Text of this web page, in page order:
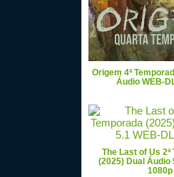
Origem 4ª
Áudio WEB-
The Last of Us 2ª
(2025) Dual Áudio
1080p